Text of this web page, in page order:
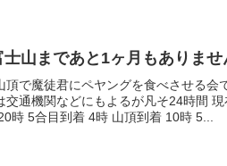
士山まであと1ヶ月もありませ
頂で魔徒君にペヤングを食べさせる
交通機関などにもよるが凡そ24時間
時 5合目到着 4時 山頂到着 10時 5...